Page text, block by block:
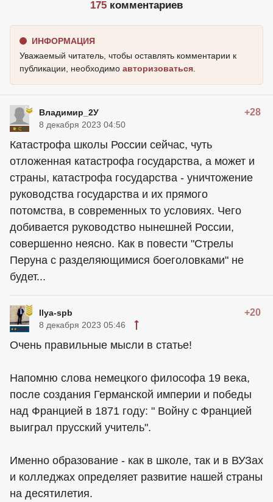
175 комментариев
ИНФОРМАЦИЯ
Уважаемый читатель, чтобы оставлять комментарии к
публикации, необходимо авторизоваться
Владимир_2У +28
8 декабря 2023 04:50
Катастрофа школы России сейчас, чуть
отложенная катастрофа государства, а может и
страны, катастрофа государства - уничтожение
руководства государства и их прямого
потомства, в современных то условиях. Чего
добивается руководство нынешней России,
совершенно неясно. Как в повести "Стрелы
Перуна с разделяющимися боеголовками" не
будет...
Ilya-spb +20
8 декабря 2023 05:46
Очень правильные мысли в статье!
Напомню слова немецкого философа 19 века,
после создания Германской империи и победы
над Францией в 1871 году: " Войну с Францией
выиграл прусский учитель".
Именно образование - как в школе, так и в ВУЗах
и колледжах определяет развитие нашей страны
на десятилетия.